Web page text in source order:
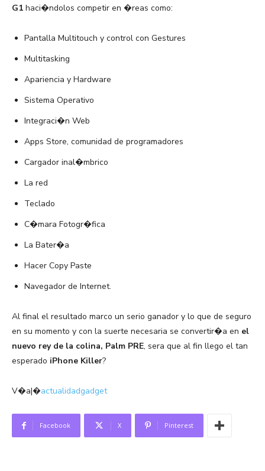
G1 haci�ndolos competir en �reas como:
Pantalla Multitouch y control con Gestures
Multitasking
Apariencia y Hardware
Sistema Operativo
Integraci�n Web
Apps Store, comunidad de programadores
Cargador inal�mbrico
La red
Teclado
C�mara Fotogr�fica
La Bater�a
Hacer Copy Paste
Navegador de Internet.
Al final el resultado marco un serio ganador y lo que de seguro
en su momento y con la suerte necesaria se convertir�a en el
nuevo rey de la colina, Palm PRE, sera que al fin llego el tan
esperado iPhone Killer?
V�a|�actualidadgadget
Facebook X Pinterest